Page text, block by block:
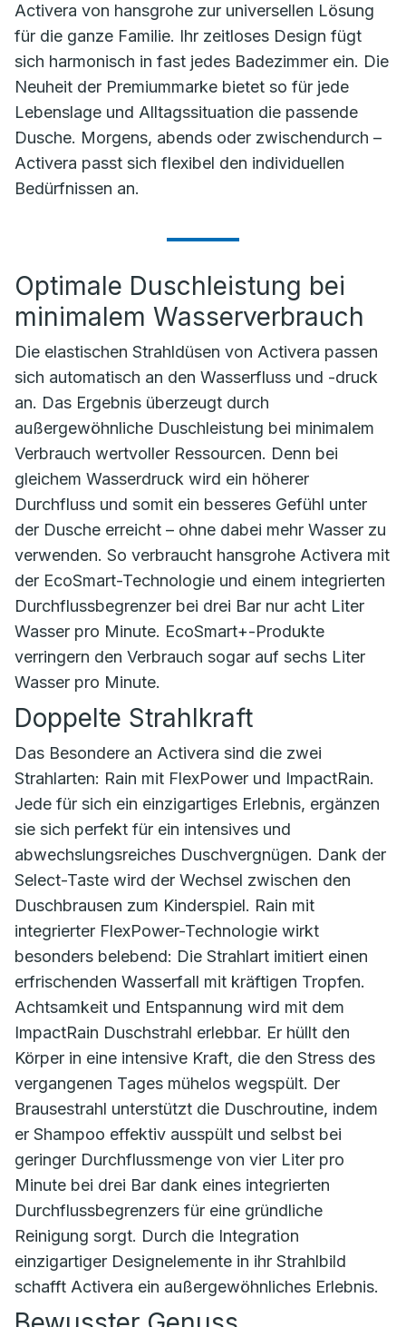
Activera von hansgrohe zur universellen Lösung
für die ganze Familie. Ihr zeitloses Design fügt
sich harmonisch in fast jedes Badezimmer ein. Die
Neuheit der Premiummarke bietet so für jede
Lebenslage und Alltagssituation die passende
Dusche. Morgens, abends oder zwischendurch –
Activera passt sich flexibel den individuellen
Bedürfnissen an.
Optimale Duschleistung bei
minimalem Wasserverbrauch
Die elastischen Strahldüsen von Activera passen
sich automatisch an den Wasserfluss und -druck
an. Das Ergebnis überzeugt durch
außergewöhnliche Duschleistung bei minimalem
Verbrauch wertvoller Ressourcen. Denn bei
gleichem Wasserdruck wird ein höherer
Durchfluss und somit ein besseres Gefühl unter
der Dusche erreicht – ohne dabei mehr Wasser zu
verwenden. So verbraucht hansgrohe Activera mit
der EcoSmart-Technologie und einem integrierten
Durchflussbegrenzer bei drei Bar nur acht Liter
Wasser pro Minute. EcoSmart+-Produkte
verringern den Verbrauch sogar auf sechs Liter
Wasser pro Minute.
Doppelte Strahlkraft
Das Besondere an Activera sind die zwei
Strahlarten: Rain mit FlexPower und ImpactRain.
Jede für sich ein einzigartiges Erlebnis, ergänzen
sie sich perfekt für ein intensives und
abwechslungsreiches Duschvergnügen. Dank der
Select-Taste wird der Wechsel zwischen den
Duschbrausen zum Kinderspiel. Rain mit
integrierter FlexPower-Technologie wirkt
besonders belebend: Die Strahlart imitiert einen
erfrischenden Wasserfall mit kräftigen Tropfen.
Achtsamkeit und Entspannung wird mit dem
ImpactRain Duschstrahl erlebbar. Er hüllt den
Körper in eine intensive Kraft, die den Stress des
vergangenen Tages mühelos wegspült. Der
Brausestrahl unterstützt die Duschroutine, indem
er Shampoo effektiv ausspült und selbst bei
geringer Durchflussmenge von vier Liter pro
Minute bei drei Bar dank eines integrierten
Durchflussbegrenzers für eine gründliche
Reinigung sorgt. Durch die Integration
einzigartiger Designelemente in ihr Strahlbild
schafft Activera ein außergewöhnliches Erlebnis.